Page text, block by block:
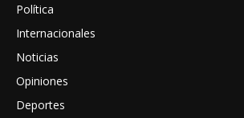
Política
Internacionales
Noticias
Opiniones
Deportes